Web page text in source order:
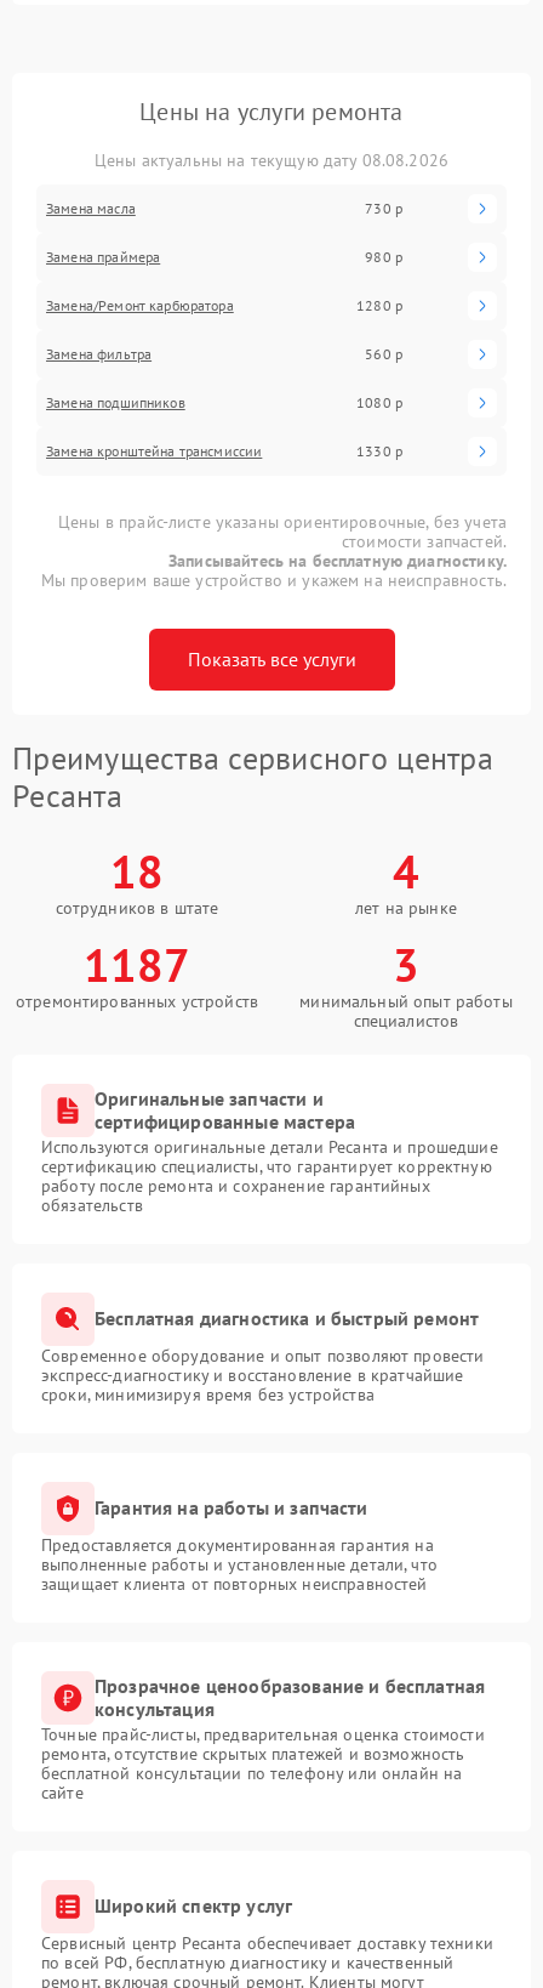
Цены на услуги ремонта
Цены актуальны на текущую дату 08.08.2026
Замена масла 730 р
Замена праймера 980 р
Замена/Pемонт карбюратора 1280 р
Замена фильтра 560 р
Замена подшипников 1080 р
Замена кронштейна трансмиссии 1330 р
Цены в прайс-листе указаны ориентировочные, без учета
стоимости запчастей.
Записывайтесь на бесплатную диагностику.
Мы проверим ваше устройство и укажем на неисправность.
Показать все услуги
Преимущества сервисного центра
Ресанта
18
сотрудников в штате
4
лет на рынке
1187
отремонтированных устройств
3
минимальный опыт работы
специалистов
Оригинальные запчасти и
сертифицированные мастера
Используются оригинальные детали Ресанта и прошедшие
сертификацию специалисты, что гарантирует корректную
работу после ремонта и сохранение гарантийных
обязательств
Бесплатная диагностика и быстрый ремонт
Современное оборудование и опыт позволяют провести
экспресс-диагностику и восстановление в кратчайшие
сроки, минимизируя время без устройства
Гарантия на работы и запчасти
Предоставляется документированная гарантия на
выполненные работы и установленные детали, что
защищает клиента от повторных неисправностей
Прозрачное ценообразование и бесплатная
консультация
Точные прайс-листы, предварительная оценка стоимости
ремонта, отсутствие скрытых платежей и возможность
бесплатной консультации по телефону или онлайн на
сайте
Широкий спектр услуг
Сервисный центр Ресанта обеспечивает доставку техники
по всей РФ, бесплатную диагностику и качественный
ремонт, включая срочный ремонт. Клиенты могут